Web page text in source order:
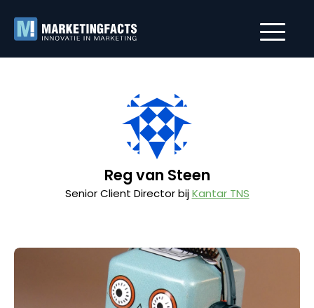
Reg van Steen
Senior Client Director bijKantar TNS